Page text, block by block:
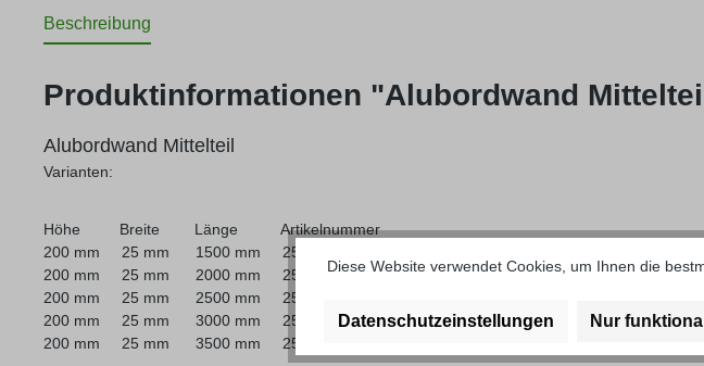
Beschreibung
Produktinformationen "Alubordwand
Alubordwand Mittelteil
Varianten:
Höhe Breite Länge Artikelnummer
200 mm 25 mm 1500 mm 25.014-1500
200 mm 25 mm 2000 mm 25.014-2000
200 mm 25 mm 2500 mm 25.014-2500
200 mm 25 mm 3000 mm 25.014-3000
200 mm 25 mm 3500 mm 25.014-3500
Diese Website verwendet Cookies, um Ihnen die
Datenschutzeinstellungen Nur